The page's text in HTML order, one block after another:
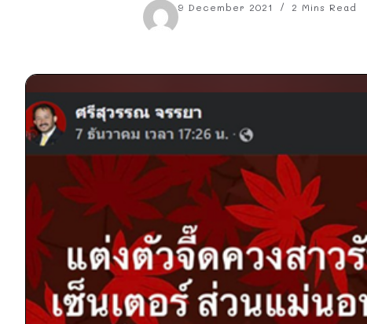
9 December 2021 2 Mins Read